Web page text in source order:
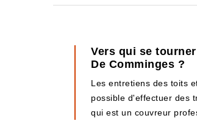
Vers qui se
De Comminges ?
Les entretiens des toits
possible d'effectuer des
qui est un couvreur